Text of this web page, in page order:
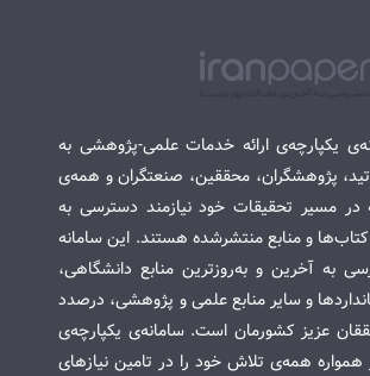
یکپارچه‌ی ارائه خدمات علمی-پژوهشی به
پژوهشگران، محققین، صنعتگران و همه‌ی
در مسیر تحقیقات خود نیازمند دسترسی به
و منابع منتشرشده هستند. این سامانه
به آخرین و به‌روزترین منابع دانشگاهی،
و سایر منابع علمی و پژوهشی، درصدد
عزیز کشورمان است. سامانه‌ی یکپارچه‌ی
همواره همه‌ی تلاش خود را در تامین نیازهای